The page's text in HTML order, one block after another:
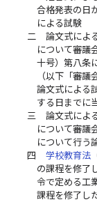
合格発表の日
による試験
二
論文式によ
について審議
十号）第八条
（以下「審
論文式による
する日までに
三
論文式によ
について審議
について行う
四
学校教育法
の課程を修了
令で定める工
課程を修了し